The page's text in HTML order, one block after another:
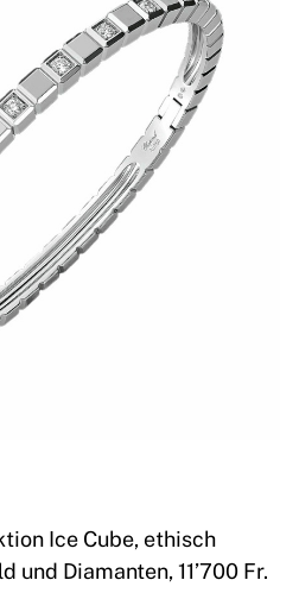
Ice Cube, ethisch
und Diamanten, 11’700 Fr.